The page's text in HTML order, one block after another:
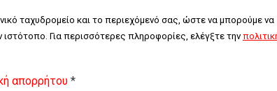
ταχυδρομείο και το περιεχόμενό σας, ώστε να μπορούμε να
Για περισσότερες πληροφορίες, ελέγξτε την
απορρήτου *